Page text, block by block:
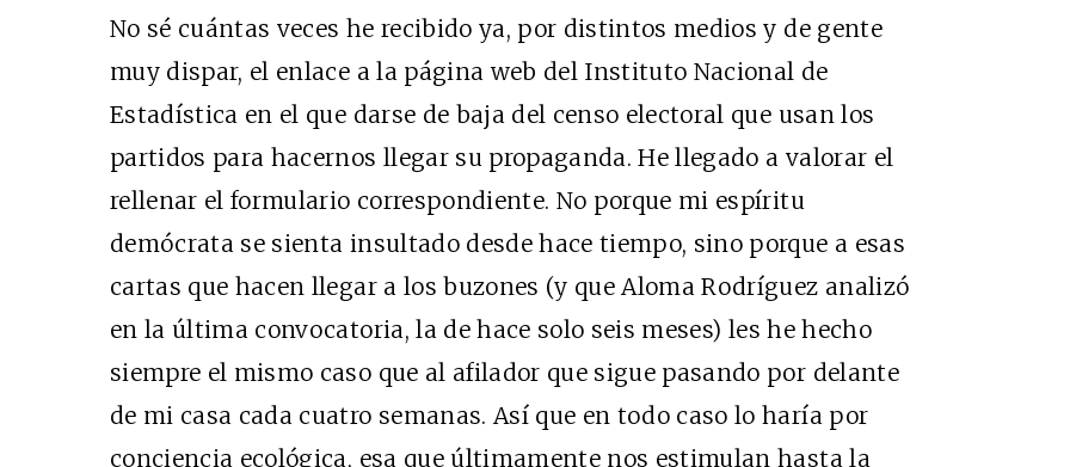
No sé cuántas veces he recibido ya, por distintos medios y de gente
muy dispar, el enlace a la página web del Instituto Nacional de
Estadística en el que darse de baja del censo electoral que usan los
partidos para hacernos llegar su propaganda. He llegado a valorar el
rellenar el formulario correspondiente. No porque mi espíritu
demócrata se sienta insultado desde hace tiempo, sino porque a esas
cartas que hacen llegar a los buzones (y queAloma Rodríguez analizó
en la última convocatoria, la de hace solo seis meses) les he hecho
siempre el mismo caso que al afilador que sigue pasando por delante
de mi casa cada cuatro semanas. Así que en todo caso lo haría por
conciencia ecológica, esa que últimamente nos estimulan hasta la